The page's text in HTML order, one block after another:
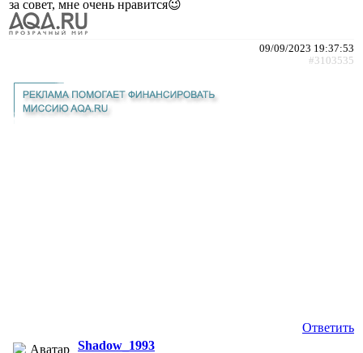
за совет, мне очень нравится😉
09/09/2023 19:37:53
#3103535
Ответить
Shadow_1993